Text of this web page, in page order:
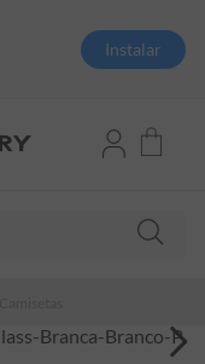
Instalar